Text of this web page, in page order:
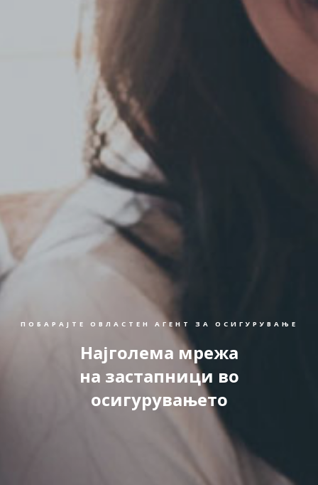
ПОБАРАЈТЕ ОВЛАСТЕН АГЕНТ ЗА ОСИГУРУВАЊЕ
Најголема мрежа
на застапници во
осигурувањето